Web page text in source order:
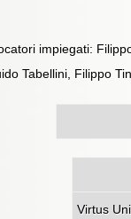
impiegati:
Tabellini, Filippo